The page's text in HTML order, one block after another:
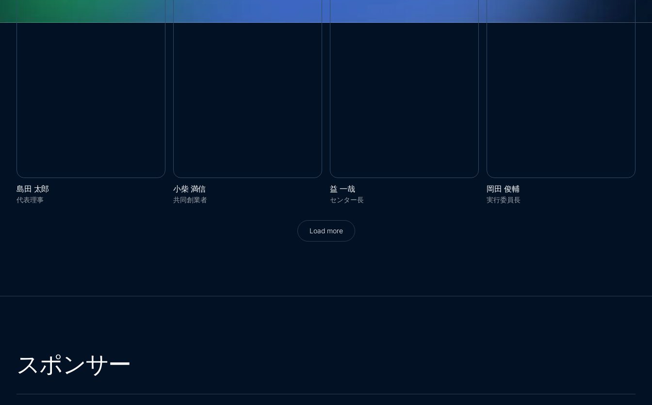
一般社団法人量子技術による新産業創出協議会 (Q-
STAR)
島田 太郎
代表理事
CDOTS合同会社
小柴 満信
共同創業者
AIST / G-QUAT
益 一哉
センター長
岡田 俊輔
実行委員長
Load more
Load more
スポンサー